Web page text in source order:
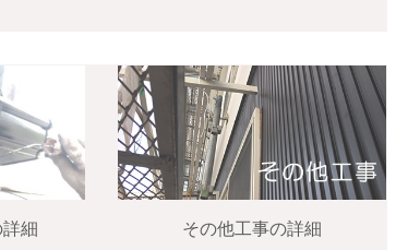
細 その他工事の詳細